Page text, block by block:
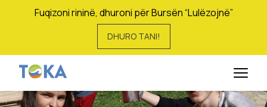
Fuqizoni rininë, dhuroni për Bursën “Lulëzojnë”
DHURO TANI!